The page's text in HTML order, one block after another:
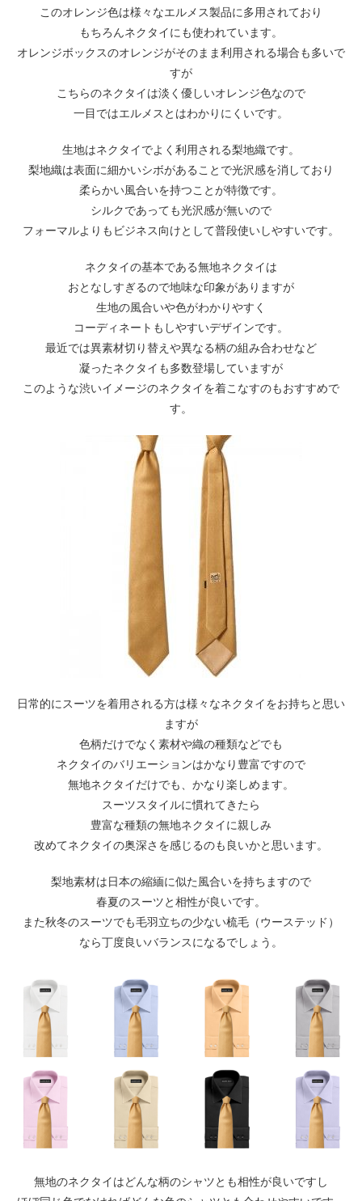
このオレンジ色は様々なエルメス製品に多用されており
もちろんネクタイにも使われています。
オレンジボックスのオレンジがそのまま利用される場合も多いで
すが
こちらのネクタイは淡く優しいオレンジ色なので
一目ではエルメスとはわかりにくいです。
生地はネクタイでよく利用される梨地織です。
梨地織は表面に細かいシボがあることで光沢感を消しており
柔らかい風合いを持つことが特徴です。
シルクであっても光沢感が無いので
フォーマルよりもビジネス向けとして普段使いしやすいです。
ネクタイの基本である無地ネクタイは
おとなしすぎるので地味な印象がありますが
生地の風合いや色がわかりやすく
コーディネートもしやすいデザインです。
最近では異素材切り替えや異なる柄の組み合わせなど
凝ったネクタイも多数登場していますが
このような渋いイメージのネクタイを着こなすのもおすすめで
す。
日常的にスーツを着用される方は様々なネクタイをお持ちと思い
ますが
色柄だけでなく素材や織の種類などでも
ネクタイのバリエーションはかなり豊富ですので
無地ネクタイだけでも、かなり楽しめます。
スーツスタイルに慣れてきたら
豊富な種類の無地ネクタイに親しみ
改めてネクタイの奥深さを感じるのも良いかと思います。
梨地素材は日本の縮緬に似た風合いを持ちますので
春夏のスーツと相性が良いです。
また秋冬のスーツでも毛羽立ちの少ない梳毛（ウーステッド）
なら丁度良いバランスになるでしょう。
無地のネクタイはどんな柄のシャツとも相性が良いですし